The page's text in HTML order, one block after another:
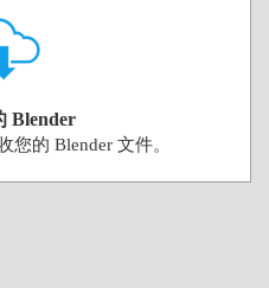
Blender
您的 Blender 文件。